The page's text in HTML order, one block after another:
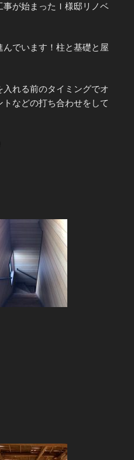
事が始まったＩ様邸リノベ
でいます！柱と基礎と屋
れる前のタイミングでオ
などの打ち合わせをして